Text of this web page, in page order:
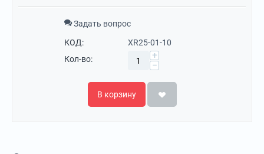
Задать вопрос
КОД:
XR25-01-10
Кол-во:
+
−
В корзину